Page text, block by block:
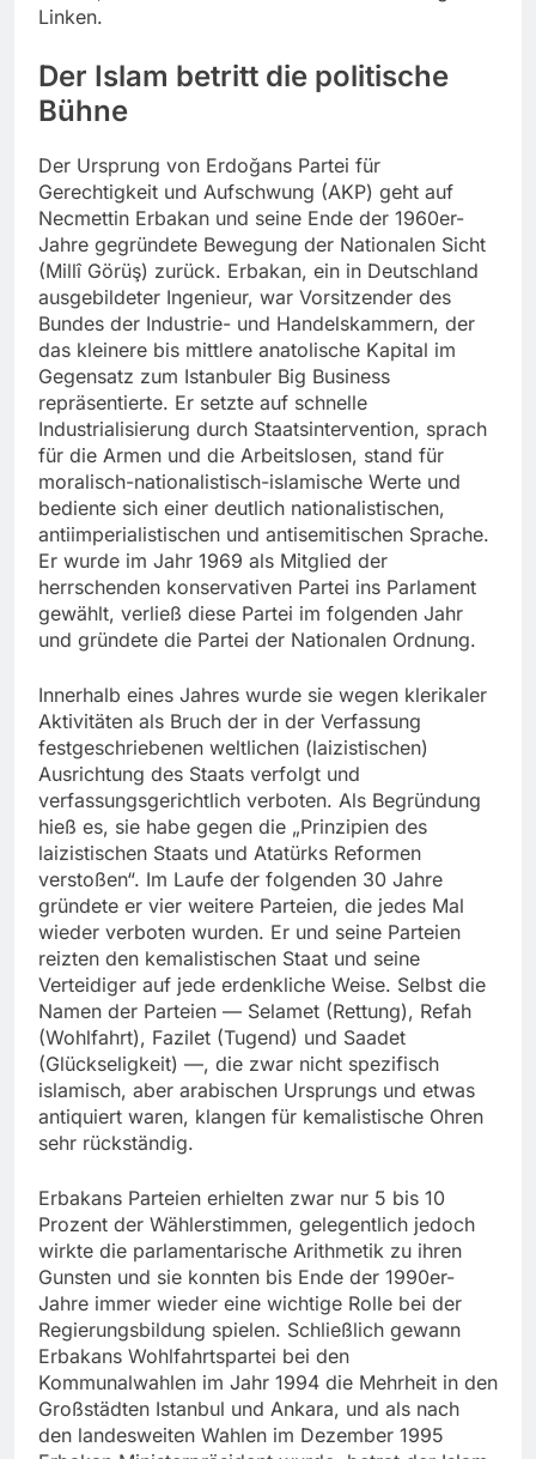
Linken.
Der Islam betritt die politische
Bühne
Der Ursprung von Erdoğans Partei für
Gerechtigkeit und Aufschwung (AKP) geht auf
Necmettin Erbakan und seine Ende der 1960er-
Jahre gegründete Bewegung der Nationalen Sicht
(Millî Görüş) zurück. Erbakan, ein in Deutschland
ausgebildeter Ingenieur, war Vorsitzender des
Bundes der Industrie- und Handelskammern, der
das kleinere bis mittlere anatolische Kapital im
Gegensatz zum Istanbuler Big Business
repräsentierte. Er setzte auf schnelle
Industrialisierung durch Staatsintervention, sprach
für die Armen und die Arbeitslosen, stand für
moralisch-nationalistisch-islamische Werte und
bediente sich einer deutlich nationalistischen,
antiimperialistischen und antisemitischen Sprache.
Er wurde im Jahr 1969 als Mitglied der
herrschenden konservativen Partei ins Parlament
gewählt, verließ diese Partei im folgenden Jahr
und gründete die Partei der Nationalen Ordnung.
Innerhalb eines Jahres wurde sie wegen klerikaler
Aktivitäten als Bruch der in der Verfassung
festgeschriebenen weltlichen (laizistischen)
Ausrichtung des Staats verfolgt und
verfassungsgerichtlich verboten. Als Begründung
hieß es, sie habe gegen die „Prinzipien des
laizistischen Staats und Atatürks Reformen
verstoßen“. Im Laufe der folgenden 30 Jahre
gründete er vier weitere Parteien, die jedes Mal
wieder verboten wurden. Er und seine Parteien
reizten den kemalistischen Staat und seine
Verteidiger auf jede erdenkliche Weise. Selbst die
Namen der Parteien — Selamet (Rettung), Refah
(Wohlfahrt), Fazilet (Tugend) und Saadet
(Glückseligkeit) —, die zwar nicht spezifisch
islamisch, aber arabischen Ursprungs und etwas
antiquiert waren, klangen für kemalistische Ohren
sehr rückständig.
Erbakans Parteien erhielten zwar nur 5 bis 10
Prozent der Wählerstimmen, gelegentlich jedoch
wirkte die parlamentarische Arithmetik zu ihren
Gunsten und sie konnten bis Ende der 1990er-
Jahre immer wieder eine wichtige Rolle bei der
Regierungsbildung spielen. Schließlich gewann
Erbakans Wohlfahrtspartei bei den
Kommunalwahlen im Jahr 1994 die Mehrheit in den
Großstädten Istanbul und Ankara, und als nach
den landesweiten Wahlen im Dezember 1995